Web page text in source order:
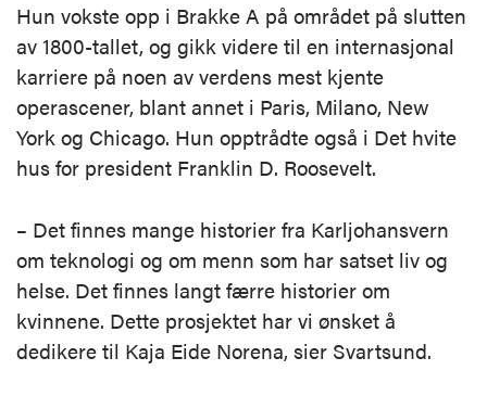
Hun vokste opp i Brakke A på området på slutten
av 1800-tallet, og gikk videre til en internasjonal
karriere på noen av verdens mest kjente
operascener, blant annet i Paris, Milano, New
York og Chicago. Hun opptrådte også i Det hvite
hus for president Franklin D. Roosevelt.
– Det finnes mange historier fra Karljohansvern
om teknologi og om menn som har satset liv og
helse. Det finnes langt færre historier om
kvinnene. Dette prosjektet har vi ønsket å
dedikere til Kaja Eide Norena, sier Svartsund.